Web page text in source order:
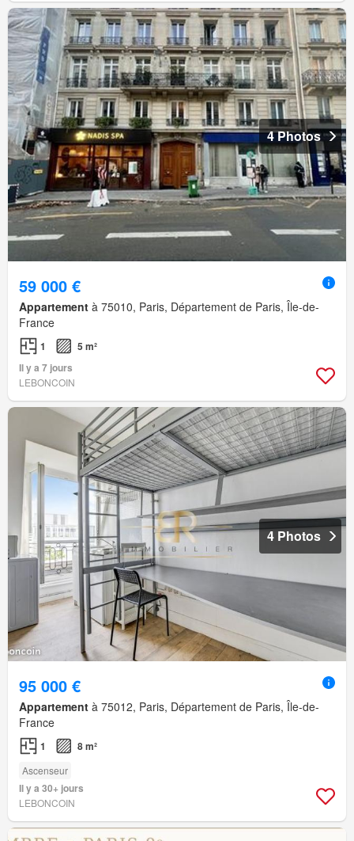
4 Photos
59 000 €
Appartement à 75010, Paris, Département de Paris, Île-de-
France
1
5 m²
Il y a 7 jours
LEBONCOIN
4 Photos
95 000 €
Appartement à 75012, Paris, Département de Paris, Île-de-
France
1 8 m²
Ascenseur
Il y a 30+ jours
LEBONCOIN